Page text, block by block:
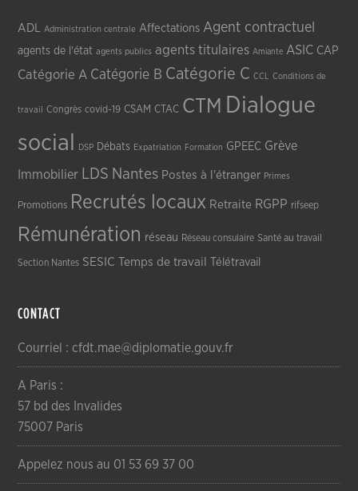
ADL Administration centrale Affectations Agent contractuel
agents de l'état agents publics agents titulaires Amiante ASIC CAP
Catégorie A Catégorie B Catégorie C CCL Conditions de
travail Congrès covid-19 CSAM CTAC CTM Dialogue
social
DSP Débats Expatriation Formation GPEEC Grève
Immobilier LDS Nantes Postes à l'étranger Primes
Promotions Recrutés locaux Retraite RGPP rifseep
Rémunération réseau Réseau consulaire Santé au travail
Section Nantes SESIC Temps de travail Télétravail
CONTACT
Courriel : cfdt.mae@diplomatie.gouv.fr
A Paris :
57 bd des Invalides
75007 Paris
Appelez nous au 01 53 69 37 00